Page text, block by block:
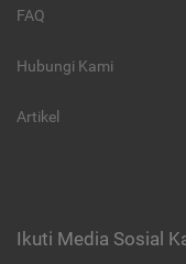
FAQ
Hubungi Kami
Artikel
Ikuti Media Sosial